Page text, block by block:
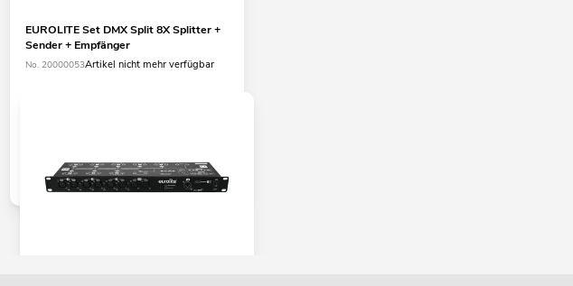
EUROLITE Set DMX Split 8X Splitter +
Sender + Empfänger
No. 20000053Artikel nicht mehr verfügbar